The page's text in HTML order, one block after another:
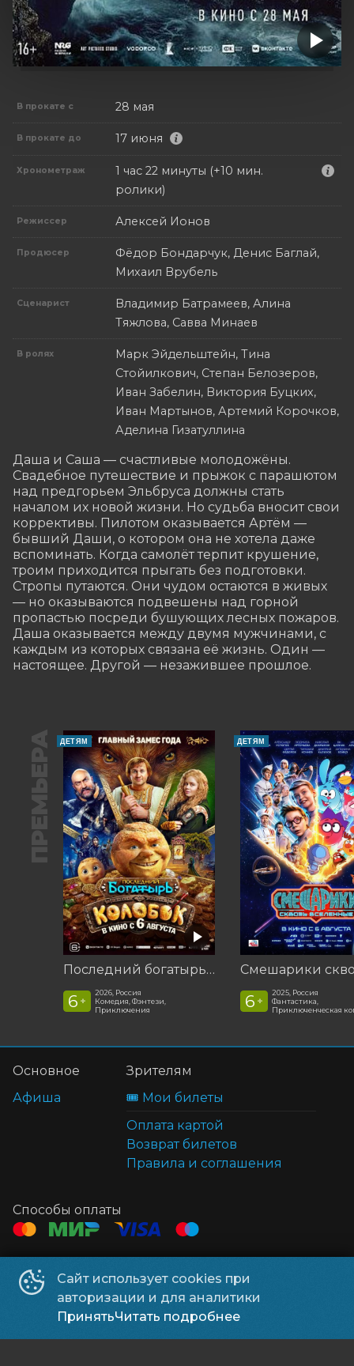
В прокате с 28 мая
В прокате до 17 июня
Хронометраж
1 час 22 минуты (+10 мин.
ролики)
Режиссер Алексей Ионов
Продюсер
Фёдор Бондарчук, Денис Баглай,
Михаил Врубель
Сценарист
Владимир Батрамеев, Алина
Тяжлова, Савва Минаев
В ролях
Марк Эйдельштейн, Тина
Стойилкович, Степан Белозеров,
Иван Забелин, Виктория Буцких,
Иван Мартынов, Артемий Корочков,
Аделина Гизатуллина
Даша и Саша — счастливые молодожёны.
Свадебное путешествие и прыжок с парашютом
над предгорьем Эльбруса должны стать
началом их новой жизни. Но судьба вносит свои
коррективы. Пилотом оказывается Артём —
бывший Даши, о котором она не хотела даже
вспоминать. Когда самолёт терпит крушение,
троим приходится прыгать без подготовки.
Стропы путаются. Они чудом остаются в живых
— но оказываются подвешены над горной
пропастью посреди бушующих лесных пожаров.
Даша оказывается между двумя мужчинами, с
каждым из которых связана её жизнь. Один —
настоящее. Другой — незажившее прошлое.
ПРЕМЬЕРА ДЕТЯМ
Последний богатырь. Колобок
6 +
2026, Россия
Комедия, Фэнтези,
Приключения
ДЕТЯМ
6 +
2025, Россия
Фантастика,
Приключенческая
Сайт использует cookies при
авторизации и для аналитики
ПринятьЧитать подробнее
Основное
Афиша
Зрителям
🎟️ Мои билеты
Оплата картой
Возврат билетов
Правила и соглашения
Способы оплаты
Контакты
ТЦ Клён
+7 914 322-70-60
ТЦ Мега +7 914 689-28-11